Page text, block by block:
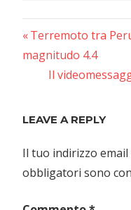
Navigazione
articoli
Previous
Post:
Terremoto tra
magnitudo 4.4
Next
Il
LEAVE A REPLY
Il tuo indirizzo
obbligatori sono